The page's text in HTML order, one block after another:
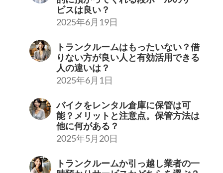
ビスは良い？
2025年6月19日
トランクルームはもったいない？借
りない方が良い人と有効活用できる
人の違いは？
2025年6月1日
バイクをレンタル倉庫に保管は可
能？メリットと注意点。保管方法は
他に何がある？
2025年5月20日
トランクルームか引っ越し業者の一